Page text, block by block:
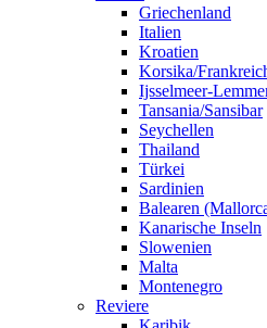
Griechenland
Italien
Kroatien
Korsika/
Ijsselmeer-
Tansania/Sansibar
Seychellen
Thailand
Türkei
Sardinien
Balearen
Kanarische Inseln
Slowenien
Malta
Montenegro
Reviere